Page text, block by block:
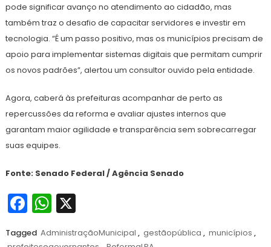
pode significar avanço no atendimento ao cidadão, mas
também traz o desafio de capacitar servidores e investir em
tecnologia. “É um passo positivo, mas os municípios precisam de
apoio para implementar sistemas digitais que permitam cumprir
os novos padrões”, alertou um consultor ouvido pela entidade.
Agora, caberá às prefeituras acompanhar de perto as
repercussões da reforma e avaliar ajustes internos que
garantam maior agilidade e transparência sem sobrecarregar
suas equipes.
Fonte: Senado Federal / Agência Senado
Facebook
WhatsApp
X
Tagged AdministraçãoMunicipal , gestãopública , municípios ,